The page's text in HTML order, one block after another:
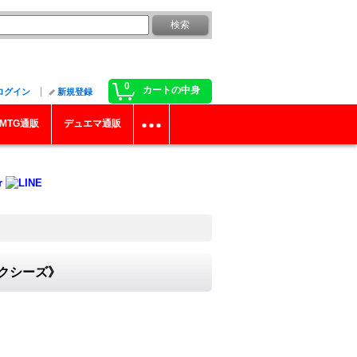
0 カートの中身
グイン 新規登録
MTG通販 デュエマ通販
シーズ》